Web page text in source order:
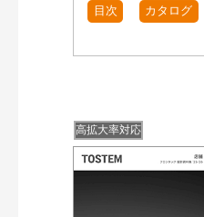
目次 カタログ
高拡大率対応